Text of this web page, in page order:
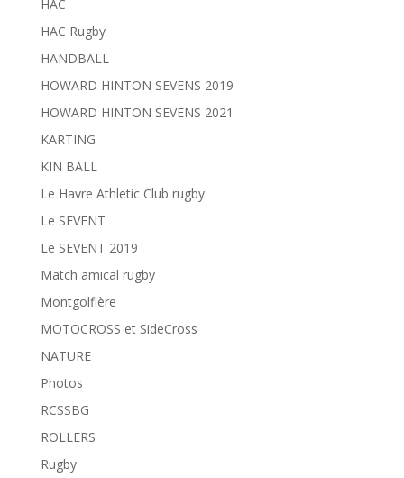
HAC
HAC Rugby
HANDBALL
HOWARD HINTON SEVENS 2019
HOWARD HINTON SEVENS 2021
KARTING
KIN BALL
Le Havre Athletic Club rugby
Le SEVENT
Le SEVENT 2019
Match amical rugby
Montgolfière
MOTOCROSS et SideCross
NATURE
Photos
RCSSBG
ROLLERS
Rugby